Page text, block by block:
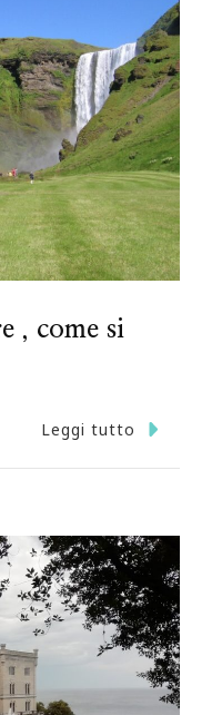
, come si
Leggi tutto